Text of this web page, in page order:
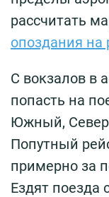
рассчитать
опоздания на
С вокзалов в
попасть на
Южный,
Попутный
примерно за
Ездят поезда